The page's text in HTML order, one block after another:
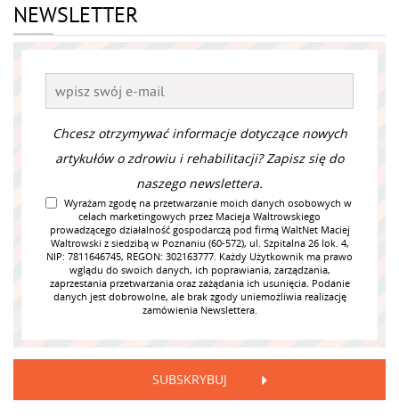
NEWSLETTER
Chcesz otrzymywać informacje dotyczące nowych
artykułów o zdrowiu i rehabilitacji? Zapisz się do
naszego newslettera.
Wyrażam zgodę na przetwarzanie moich danych osobowych w
celach marketingowych przez Macieja Waltrowskiego
prowadzącego działalność gospodarczą pod firmą WaltNet Maciej
Waltrowski z siedzibą w Poznaniu (60-572), ul. Szpitalna 26 lok. 4,
NIP: 7811646745, REGON: 302163777. Każdy Użytkownik ma prawo
wglądu do swoich danych, ich poprawiania, zarządzania,
zaprzestania przetwarzania oraz zażądania ich usunięcia. Podanie
danych jest dobrowolne, ale brak zgody uniemożliwia realizację
zamówienia Newslettera.
SUBSKRYBUJ